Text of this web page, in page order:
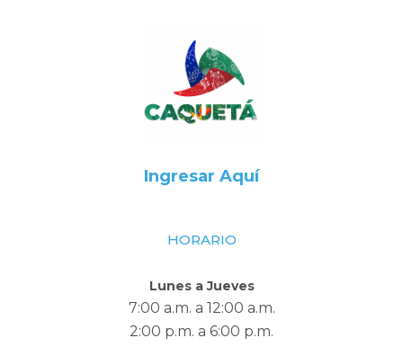
Ingresar Aquí
HORARIO
Lunes a Jueves
7:00 a.m. a 12:00 a.m.
2:00 p.m. a 6:00 p.m.